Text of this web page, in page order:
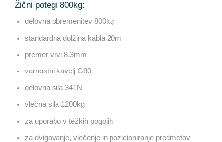
Žični potegi 800kg:
delovna obremenitev 800kg
standardna dolžina kabla 20m
premer vrvi 8,3mm
varnostni kavelj G80
delovna sila 341N
vlečna sila 1200kg
za uporabo v težkih pogojih
za dvigovanje, vlečenje in pozicioniranje predmetov